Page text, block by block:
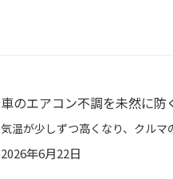
車のエアコン不調を未然に
2026年6月22日